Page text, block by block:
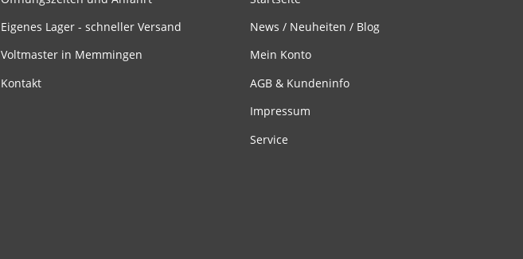
Eigenes Lager - schneller Versand
Voltmaster in Memmingen
Kontakt
News / Neuheiten / Blog
Mein Konto
AGB & Kundeninfo
Impressum
Service